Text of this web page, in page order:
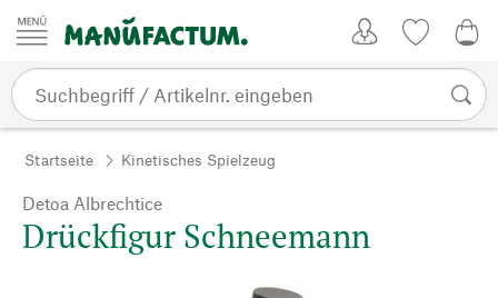
Zum Inhalt springen
Startseite Kinetisches Spielzeug
Detoa Albrechtice
Drückfigur Schneemann